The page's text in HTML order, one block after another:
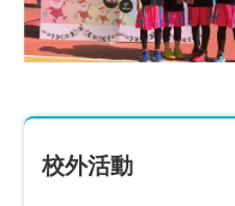
校外活動